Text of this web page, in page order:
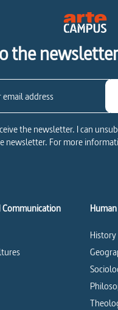
the
the newsletter. I can
newsletter. For more
History